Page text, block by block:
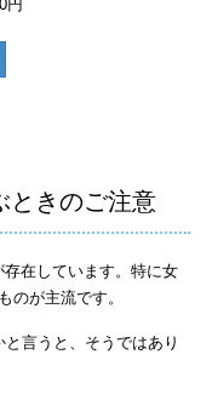
円
ときのご注意
在しています。特に女
のが主流です。
言うと、そうではあり